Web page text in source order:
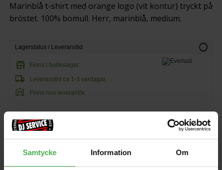
Samtycke Information Om
Marinblå t-shirt med orange logo (vit kontur) tryckt på
bröstet. 100% bomull. Herr, marinblå, medium.
Lagerstatus / Leveranstid info
store Finns i butikslager.
local_shipping Leveranstid ca 1-3 vardagar.
warehouse Finns hos leverantör.
395 kr
122 kr/st